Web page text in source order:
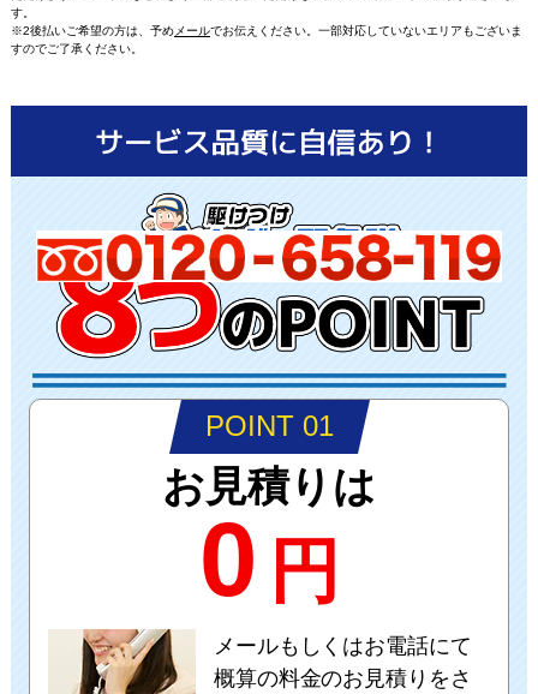
す。
※2後払いご希望の方は、予めメールでお伝えください。一部対応していないエリアもございま
すのでご了承ください。
POINT 01
お見積りは
0 円
メールもしくはお電話にて
概算の料金のお見積りをさ